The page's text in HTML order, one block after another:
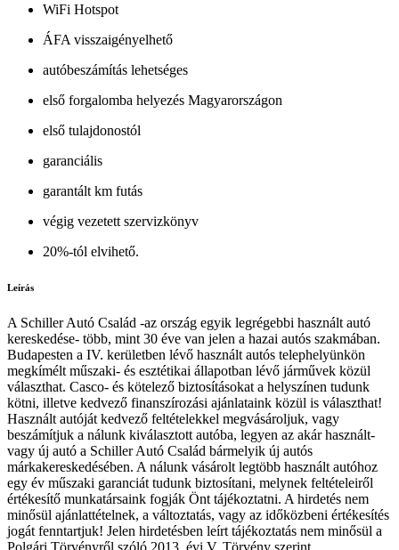
WiFi Hotspot
ÁFA visszaigényelhető
autóbeszámítás lehetséges
első forgalomba helyezés Magyarországon
első tulajdonostól
garanciális
garantált km futás
végig vezetett szervizkönyv
20%-tól elvihető.
Leírás
A Schiller Autó Család -az ország egyik legrégebbi használt autó
kereskedése- több, mint 30 éve van jelen a hazai autós szakmában.
Budapesten a IV. kerületben lévő használt autós telephelyünkön
megkímélt műszaki- és esztétikai állapotban lévő járművek közül
választhat. Casco- és kötelező biztosításokat a helyszínen tudunk
kötni, illetve kedvező finanszírozási ajánlataink közül is választhat!
Használt autóját kedvező feltételekkel megvásároljuk, vagy
beszámítjuk a nálunk kiválasztott autóba, legyen az akár használt-
vagy új autó a Schiller Autó Család bármelyik új autós
márkakereskedésében. A nálunk vásárolt legtöbb használt autóhoz
egy év műszaki garanciát tudunk biztosítani, melynek feltételeiről
értékesítő munkatársaink fogják Önt tájékoztatni. A hirdetés nem
minősül ajánlattételnek, a változtatás, vagy az időközbeni értékesítés
jogát fenntartjuk! Jelen hirdetésben leírt tájékoztatás nem minősül a